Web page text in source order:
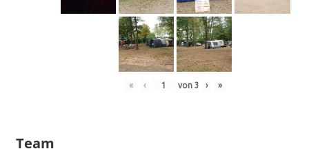
« ‹ von 3 › »
Team